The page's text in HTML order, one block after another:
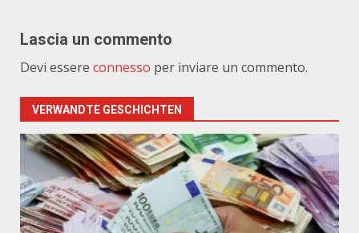
Lascia un commento
Devi essere connesso per inviare un commento.
VERWANDTE GESCHICHTEN